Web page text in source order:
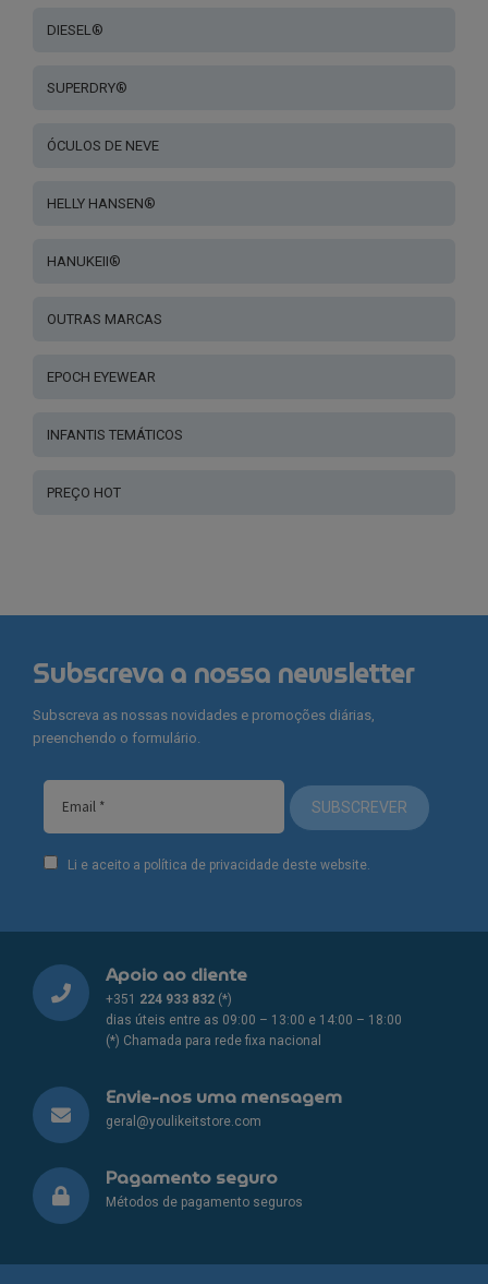
DIESEL®
SUPERDRY®
ÓCULOS DE NEVE
HELLY HANSEN®
HANUKEII®
OUTRAS MARCAS
EPOCH EYEWEAR
INFANTIS TEMÁTICOS
PREÇO HOT
Subscreva a nossa newsletter
Subscreva as nossas novidades e promoções diárias,
preenchendo o formulário.
SUBSCREVER
Li e aceito a política de privacidade deste website.
Apoio ao cliente
+351 224 933 832 (*)
dias úteis entre as 09:00 – 13:00 e 14:00 – 18:00
(*) Chamada para rede fixa nacional
Envie-nos uma mensagem
geral@youlikeitstore.com
Pagamento seguro
Métodos de pagamento seguros